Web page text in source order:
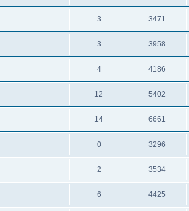
3 3471
3 3958
4 4186
12 5402
14 6661
0 3296
2 3534
6 4425